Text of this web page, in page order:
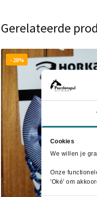
Cookies
We willen je
Onze
'Oké' om
Gerelateerde
- 28%